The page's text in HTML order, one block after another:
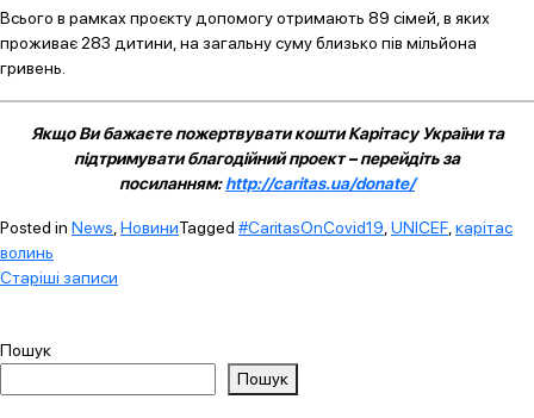
Всього в рамках проєкту допомогу отримають 89 сімей, в яких
проживає 283 дитини, на загальну суму близько пів мільйона
гривень.
Якщо Ви бажаєте пожертвувати кошти Карітасу України та
підтримувати благодійний проект – перейдіть за
посиланням:http://caritas.ua/donate/
Posted in News НовиниTagged #CaritasOnCovid19 UNICEF карітас
волинь
Навігація
записами
Старіші записи
Пошук
Пошук